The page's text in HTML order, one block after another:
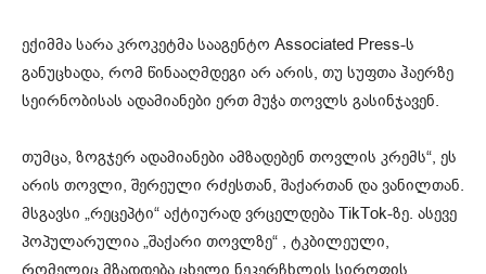
ექიმმა სარა კროკეტმა სააგენტო Associated Press-ს
განუცხადა, რომ წინააღმდეგი არ არის, თუ სუფთა ჰაერზე
სეირნობისას ადამიანები ერთ მუჭა თოვლს გასინჯავენ.
თუმცა, ზოგჯერ ადამიანები ამზადებენ თოვლის კრემს“, ეს
არის თოვლი, შერეული რძესთან, შაქართან და ვანილთან.
მსგავსი „რეცეპტი“ აქტიურად ვრცელდება TikTok-ზე. ასევე
პოპულარულია „შაქარი თოვლზე“ , ტკბილეული,
რომელიც მზადდება ცხელი ნეკერჩხლის სიროფის